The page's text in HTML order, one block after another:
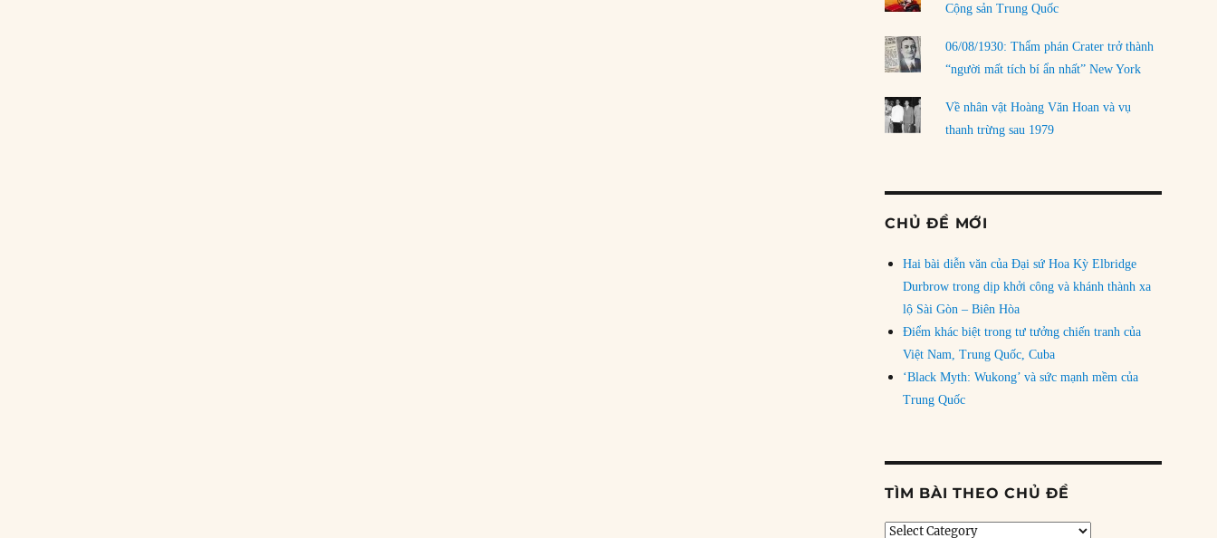
Cộng sản Trung Quốc
06/08/1930: Thẩm phán Crater trở thành
“người mất tích bí ẩn nhất” New York
Về nhân vật Hoàng Văn Hoan và vụ
thanh trừng sau 1979
CHỦ ĐỀ MỚI
Hai bài diễn văn của Đại sứ Hoa Kỳ Elbridge
Durbrow trong dịp khởi công và khánh thành xa
lộ Sài Gòn – Biên Hòa
Điểm khác biệt trong tư tưởng chiến tranh của
Việt Nam, Trung Quốc, Cuba
‘Black Myth: Wukong’ và sức mạnh mềm của
Trung Quốc
TÌM BÀI THEO CHỦ ĐỀ
Tìm